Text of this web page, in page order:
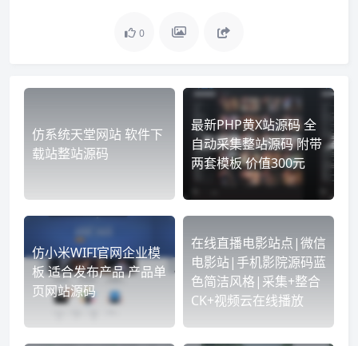
0
仿系统天堂网站 软件下
载站整站源码
最新PHP黄X站源码 全
自动采集整站源码 附带
两套模板 价值300元
仿小米WIFI官网企业模
板 适合发布产品 产品单
页网站源码
在线直播电影站点|微信
电影站|手机影院源码蓝
色简洁风格|采集+整合
CK+视频云在线播放